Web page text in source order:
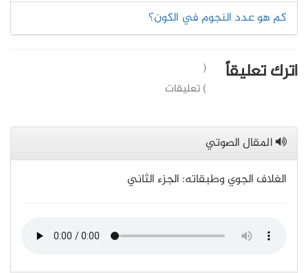
كم هو عدد النجوم في الكون؟
اترك تعليقاً
(
) تعليقات
المقال الصوتي
الغلاف الجوي وطبقاته: الجزء الثاني